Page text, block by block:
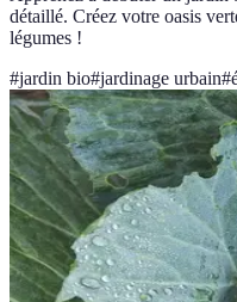
détaillé. Créez votre oasis
légumes !
#jardin bio#jardinage urbain#